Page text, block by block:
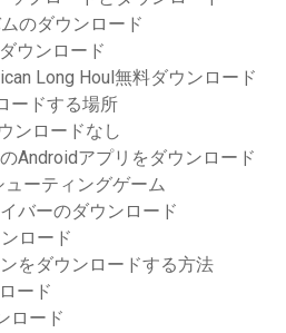
のダウンロード
ウンロード
Long Houl無料ダウンロード
ードする場所
ンロードなし
Androidアプリをダウンロード
ーティングゲーム
バーのダウンロード
ロード
をダウンロードする方法
ード
ロード